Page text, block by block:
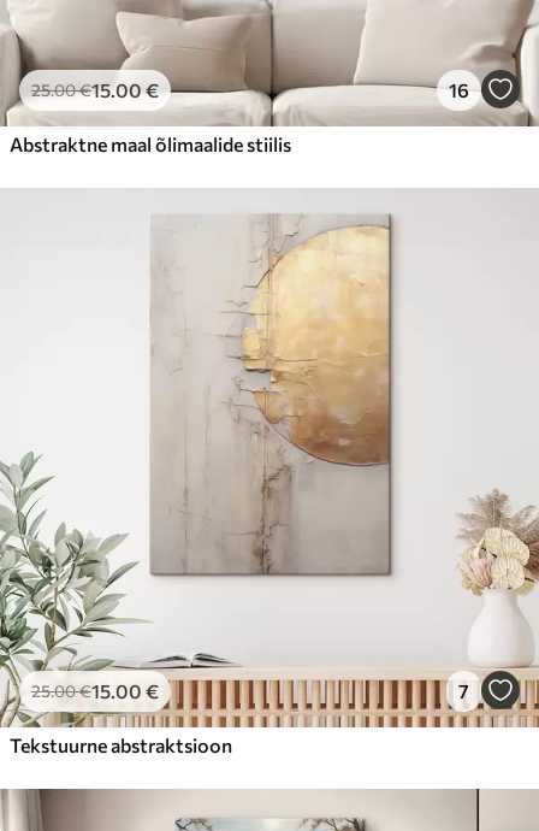
25.00€15.00€ 16
Abstraktne maal õlimaalide stiilis
25.00€15.00 € 7
Tekstuurne abstraktsioon